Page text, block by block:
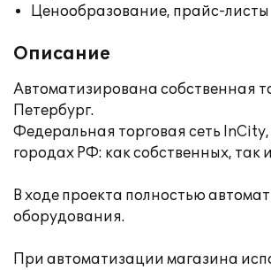
Ценообразование, прайс-листы
Описание
Автоматизирована собственная
Петербург.
Федеральная торговая сеть
городах РФ: как собственных, так
В ходе проекта полностью
оборудования.
При автоматизации магазина